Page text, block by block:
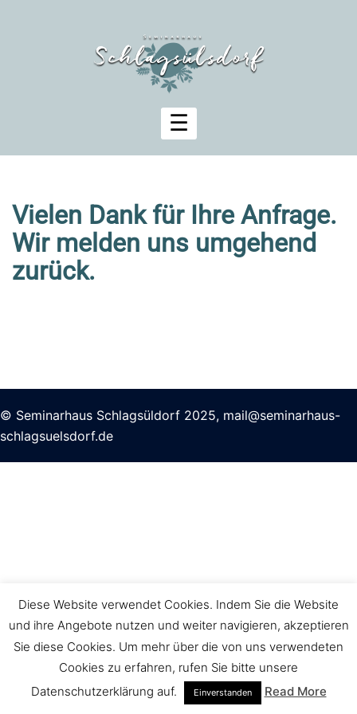
Vielen Dank für Ihre Anfrage.
Wir melden uns umgehend
zurück.
© Seminarhaus Schlagsüldorf 2025, mail@seminarhaus-
schlagsuelsdorf.de
Diese Website verwendet Cookies. Indem Sie die Website
und ihre Angebote nutzen und weiter navigieren, akzeptieren
Sie diese Cookies. Um mehr über die von uns verwendeten
Cookies zu erfahren, rufen Sie bitte unsere
Datenschutzerklärung auf.
Einverstanden Read More